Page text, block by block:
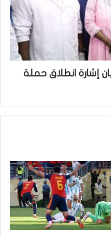
إشارة انطلاق حملة